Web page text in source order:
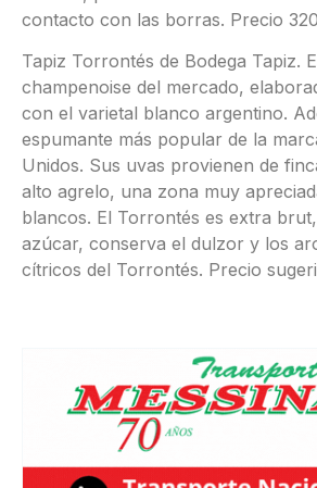
contacto con las borras. Precio
Tapiz Torrontés de Bodega Tapiz.
champenoise del mercado,
con el varietal blanco argentino.
espumante más popular de la
Unidos. Sus uvas provienen de
alto agrelo, una zona muy
blancos. El Torrontés es extra
azúcar, conserva el dulzor y los
cítricos del Torrontés. Precio